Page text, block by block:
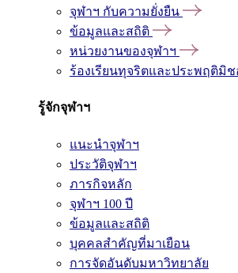
จุฬาฯ กับความยั่งยืน
ข้อมูลและสถิติ
หน่วยงานของจุฬาฯ
ร้องเรียนทุจริตและประพฤติมิช
รู้จักจุฬาฯ
แนะนำจุฬาฯ
ประวัติจุฬาฯ
ภารกิจหลัก
จุฬาฯ 100 ปี
ข้อมูลและสถิติ
บุคคลสำคัญที่มาเยือน
การจัดอันดับมหาวิทยาลัย